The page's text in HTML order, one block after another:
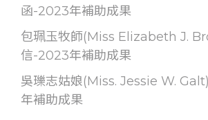
函-2023年補助成果
包珮玉牧師(Miss Elizabeth J.
信-2023年補助成果
吳瓅志姑娘(Miss. Jessie W.
年補助成果